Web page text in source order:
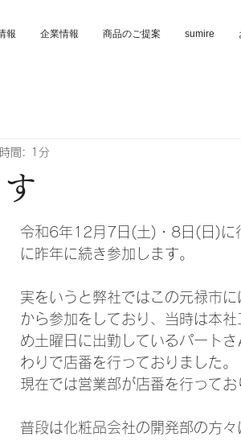
報 企業情報 商品のご提案 sumire
間: 1分
令和6年12月7日(土)・8日(日)に
に昨年に続き参加します。
実をいうと弊社ではこの元禄市
から参加をしており、当時は本社
め土曜日に出勤しているパート
わりで店番を行っておりました。
現在では営業部が店番を行ってお
普段は化粧品会社の開発部の方々